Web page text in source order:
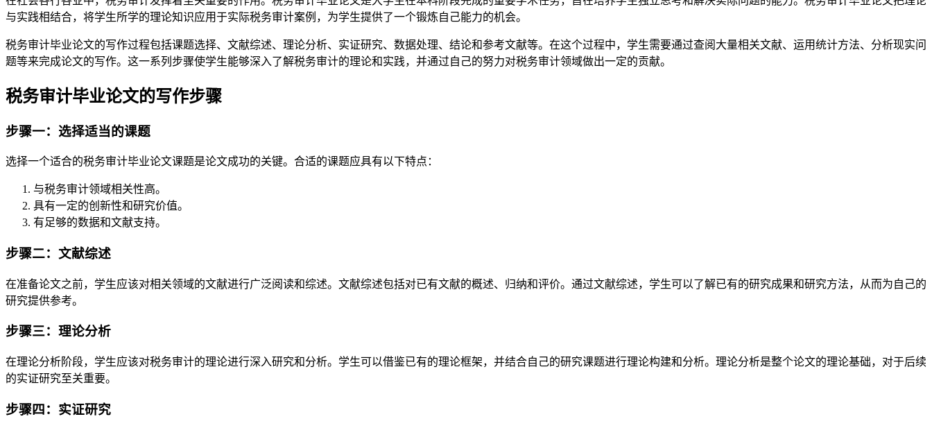
与实践相结合，将学生所学的理论知识应用于实际税务审计案例，为学生提供了一个锻炼自己能力的机会。
税务审计毕业论文的写作过程包括课题选择、文献综述、理论分析、实证研究、数据处理、结论和参考文献等。在这个过程中，学生需要通过查阅大量相关文献、运用统计方法、分析现实问
题等来完成论文的写作。这一系列步骤使学生能够深入了解税务审计的理论和实践，并通过自己的努力对税务审计领域做出一定的贡献。
税务审计毕业论文的写作步骤
步骤一：选择适当的课题
选择一个适合的税务审计毕业论文课题是论文成功的关键。合适的课题应具有以下特点：
与税务审计领域相关性高。
具有一定的创新性和研究价值。
有足够的数据和文献支持。
步骤二：文献综述
在准备论文之前，学生应该对相关领域的文献进行广泛阅读和综述。文献综述包括对已有文献的概述、归纳和评价。通过文献综述，学生可以了解已有的研究成果和研究方法，从而为自己的
研究提供参考。
步骤三：理论分析
在理论分析阶段，学生应该对税务审计的理论进行深入研究和分析。学生可以借鉴已有的理论框架，并结合自己的研究课题进行理论构建和分析。理论分析是整个论文的理论基础，对于后续
的实证研究至关重要。
步骤四：实证研究